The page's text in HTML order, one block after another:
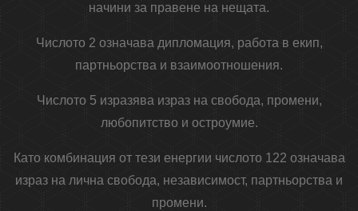
начини за правене на нещата.
Числото 2 означава дипломация, работа в екип,
партньорства и взаимоотношения.
Числото 5 изразява израз на свобода, промени,
любопитство и остроумие.
Като комбинация от тези енергии числото 122 означава
израз на лична свобода, независимост, партньорства и
промени.